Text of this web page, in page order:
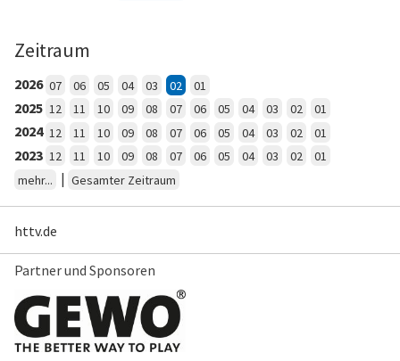
Zeitraum
2026 07 06 05 04 03 02 01
2025 12 11 10 09 08 07 06 05 04 03 02 01
2024 12 11 10 09 08 07 06 05 04 03 02 01
2023 12 11 10 09 08 07 06 05 04 03 02
01
mehr...
| Gesamter Zeitraum
httv.de
Partner und Sponsoren